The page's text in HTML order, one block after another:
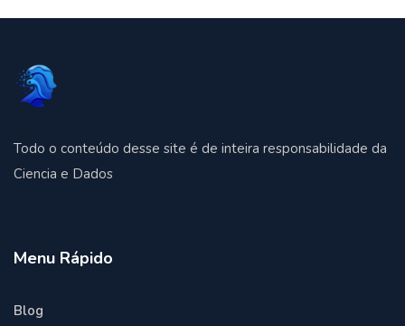
Todo o conteúdo desse site é de inteira responsabilidade da
Ciencia e Dados
Menu Rápido
Blog